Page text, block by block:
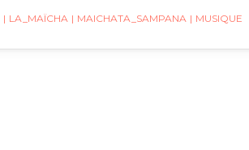
| LA_MAÏCHA | MAICHATA_SAMPANA | MUSIQUE